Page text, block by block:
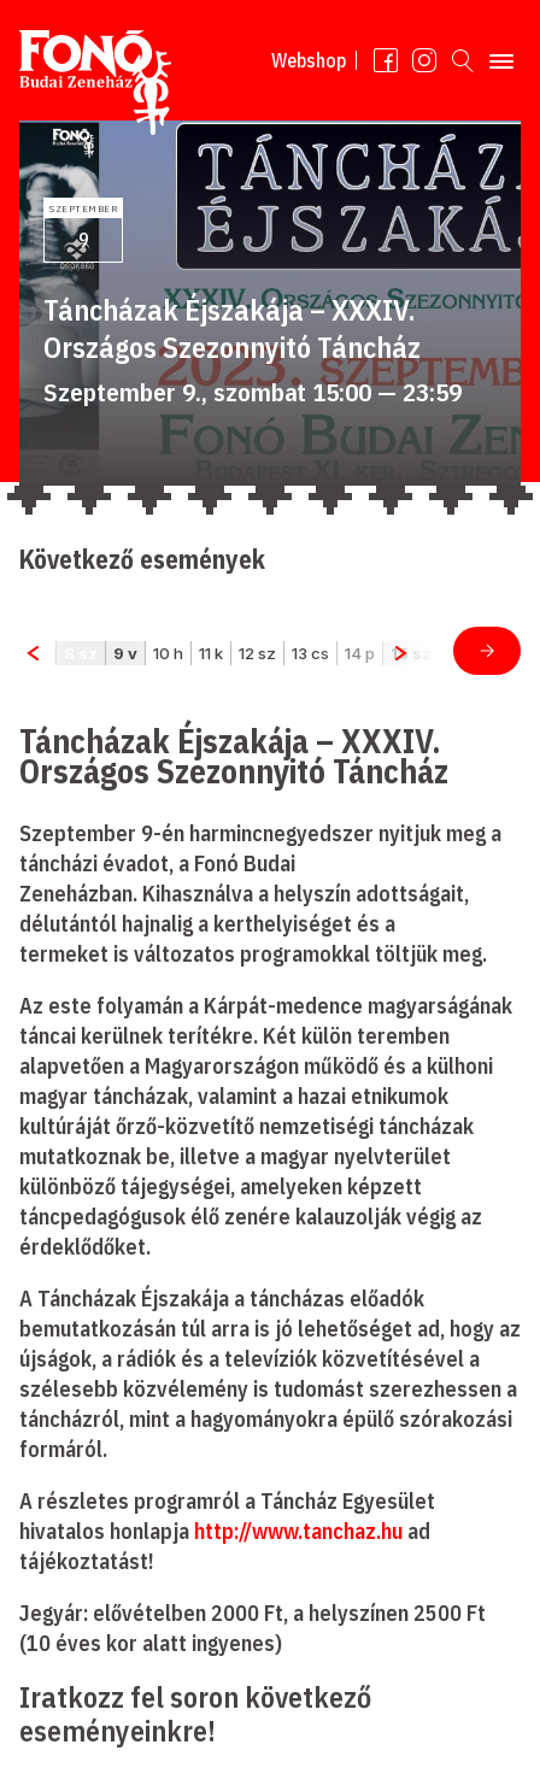
Tovább a tartalomhoz
Webshop
SZEPTEMBER
9
Táncházak Éjszakája – XXXIV.
Országos Szezonnyitó Táncház
Szeptember 9., szombat 15:00 — 23:59
Következő események
Táncházak Éjszakája – XXXIV.
Országos Szezonnyitó Táncház
Szeptember 9-én harmincnegyedszer nyitjuk meg a
táncházi évadot, a Fonó Budai
Zeneházban. Kihasználva a helyszín adottságait,
délutántól hajnalig a kerthelyiséget és a
termeket is változatos programokkal töltjük meg.
Az este folyamán a Kárpát-medence magyarságának
táncai kerülnek terítékre. Két külön teremben
alapvetően a Magyarországon működő és a külhoni
magyar táncházak, valamint a hazai etnikumok
kultúráját őrző-közvetítő nemzetiségi táncházak
mutatkoznak be, illetve a magyar nyelvterület
különböző tájegységei, amelyeken képzett
táncpedagógusok élő zenére kalauzolják végig az
érdeklődőket.
A Táncházak Éjszakája a táncházas előadók
bemutatkozásán túl arra is jó lehetőséget ad, hogy az
újságok, a rádiók és a televíziók közvetítésével a
szélesebb közvélemény is tudomást szerezhessen a
táncházról, mint a hagyományokra épülő szórakozási
formáról.
A részletes programról a Táncház Egyesület
hivatalos honlapja http://www.tanchaz.hu ad
tájékoztatást!
Jegyár: elővételben 2000 Ft, a helyszínen 2500 Ft
(10 éves kor alatt ingyenes)
Iratkozz fel soron következő
eseményeinkre!